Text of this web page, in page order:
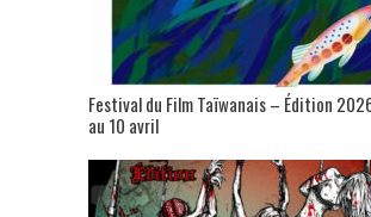
Festival du Film Taïwanais – Édition
au 10 avril